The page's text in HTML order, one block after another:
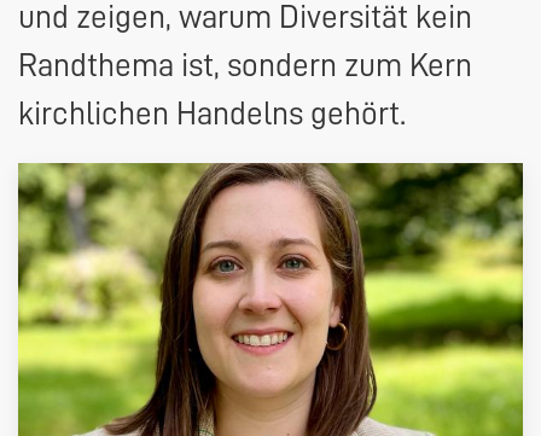
und zeigen, warum Diversität kein
Randthema ist, sondern zum Kern
kirchlichen Handelns gehört.